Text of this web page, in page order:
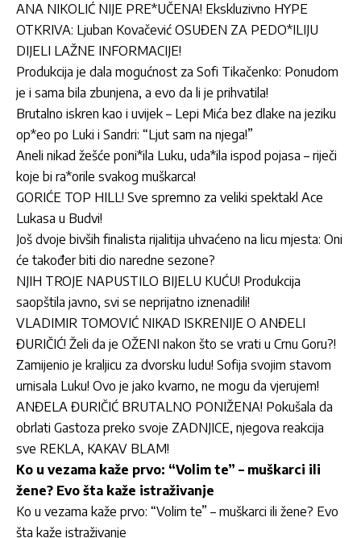
ANA NIKOLIĆ NIJE PRE*UČENA! Ekskluzivno HYPE
OTKRIVA: Ljuban Kovačević OSUĐEN ZA PEDO*ILIJU
DIJELI LAŽNE INFORMACIJE!
Produkcija je dala mogućnost za Sofi Tikačenko: Ponudom
je i sama bila zbunjena, a evo da li je prihvatila!
Brutalno iskren kao i uvijek – Lepi Mića bez dlake na jeziku
op*eo po Luki i Sandri: “Ljut sam na njega!”
Aneli nikad žešće poni*ila Luku, uda*ila ispod pojasa – riječi
koje bi ra*orile svakog muškarca!
GORIĆE TOP HILL! Sve spremno za veliki spektakl Ace
Lukasa u Budvi!
Još dvoje bivših finalista rijalitija uhvaćeno na licu mjesta: Oni
će također biti dio naredne sezone?
NJIH TROJE NAPUSTILO BIJELU KUĆU! Produkcija
saopštila javno, svi se neprijatno iznenadili!
VLADIMIR TOMOVIĆ NIKAD ISKRENIJE O ANĐELI
ĐURIČIĆ! Želi da je OŽENI nakon što se vrati u Crnu Goru?!
Zamijenio je kraljicu za dvorsku ludu! Sofija svojim stavom
urnisala Luku! Ovo je jako kvarno, ne mogu da vjerujem!
ANĐELA ĐURIČIĆ BRUTALNO PONIŽENA! Pokušala da
obrlati Gastoza preko svoje ZADNJICE, njegova reakcija
sve REKLA, KAKAV BLAM!
Ko u vezama kaže prvo: “Volim te” – muškarci ili
žene? Evo šta kaže istraživanje
Ko u vezama kaže prvo: “Volim te” – muškarci ili žene? Evo
šta kaže istraživanje